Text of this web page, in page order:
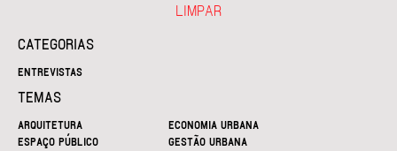
CATEGORIAS
ENTREVISTAS
TEMAS
ARQUITETURA
ECONOMIA URBANA
ESPAÇO PÚBLICO
GESTÃO URBANA
LIMPAR